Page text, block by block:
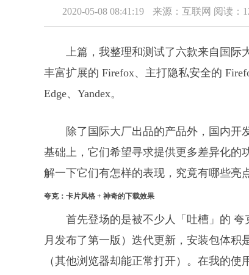
2020-05-08 08:41:19 来源：互联网 阅读：
上篇，我整理和测试了六款来自国际
丰富扩展的 Firefox、主打隐私安全的
Edge、Yandex。
除了国际大厂出品的产品外，国内开
基础上，它们希望寻求提供更多差异化的
解一下它们有怎样的表现，究竟有哪些亮
夸克：卡片风格 + 神奇的下载效果
首先登场的是被不少人「吐槽」的
月发布了第一版）迭代更新，安装包体
（其他浏览器却能正常打开）。在我的